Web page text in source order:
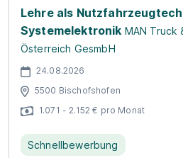
Lehre als
Systemelektronik MAN Truck
Österreich GesmbH
24.08.2026
5500 Bischofshofen
1.071 - 2.152 € pro Monat
Schnellbewerbung